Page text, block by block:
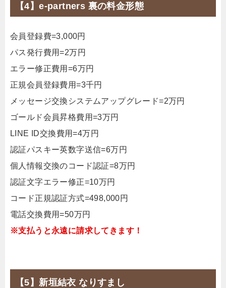
【4】e-partners 裏の料金形態
会員登録費=3,000円
パス発行費用=2万円
エラー修正費用=6万円
正規会員登録費用=3千円
メッセージ交換システムアップグレード=2万円
ゴールド会員昇格費用=3万円
LINE ID交換費用=4万円
認証パスキー英数字送信=6万円
個人情報交換のコード認証=8万円
認証文字エラー修正=10万円
コード正規認証方式=498,000円
電話交換費用=50万円
※支払うと永遠に請求してきます！
【5】新垣結衣 なりすまし